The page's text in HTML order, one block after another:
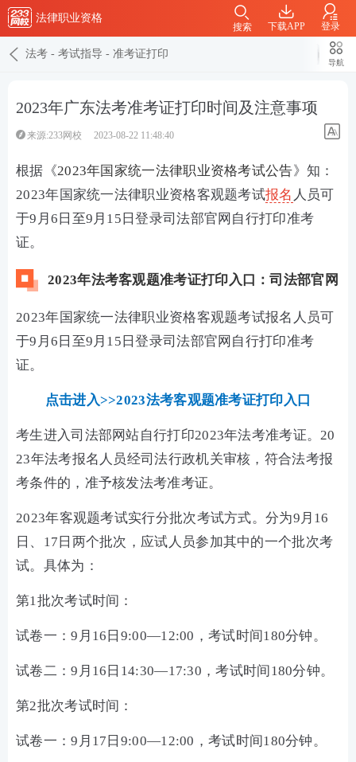
法律职业资格
下载APP 登录
搜索
法考 - 考试指导 - 准考证打印
导航
2023年广东法考准考证打印时间及注意事项
来源:233网校 2023-08-22 11:48:40
根据《2023年国家统一法律职业资格考试公告》知：
2023年国家统一法律职业资格客观题考试报名 人员可
于9月6日至9月15日登录司法部官网自行打印准考
证。
2023年法考客观题准考证打印入口：司法部官网
2023年国家统一法律职业资格客观题考试报名人员可
于9月6日至9月15日登录司法部官网自行打印准考
证。
点击进入>>2023法考客观题准考证打印入口
考生进入司法部网站自行打印2023年法考准考证。20
23年法考报名人员经司法行政机关审核，符合法考报
考条件的，准予核发法考准考证。
2023年客观题考试实行分批次考试方式。分为9月16
日、17日两个批次，应试人员参加其中的一个批次考
试。具体为：
第1批次考试时间：
试卷一：9月16日9:00—12:00，考试时间180分钟。
试卷二：9月16日14:30—17:30，考试时间180分钟。
第2批次考试时间：
试卷一：9月17日9:00—12:00，考试时间180分钟。